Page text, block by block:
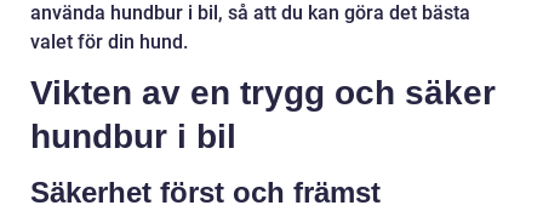
använda hundbur i bil, så att du kan göra det bästa
valet för din hund.
Vikten av en trygg och säker
hundbur i bil
Säkerhet först och främst